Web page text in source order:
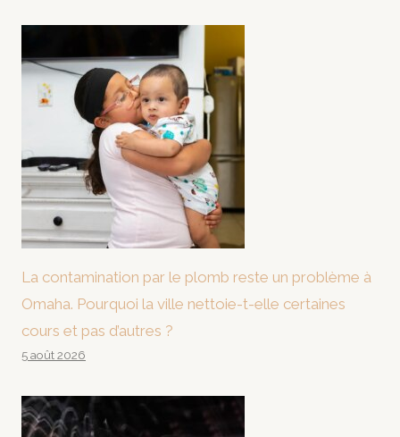
La contamination par le plomb reste un problème à
Omaha. Pourquoi la ville nettoie-t-elle certaines
cours et pas d’autres ?
5 août 2026